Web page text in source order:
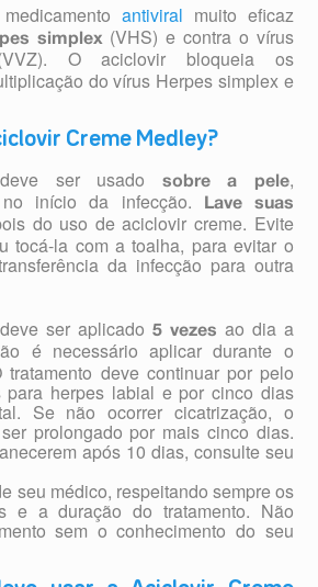
antiviral muito eficaz
simplex(VHS) e contra o vírus
O aciclovir bloqueia os
do vírus Herpes simplex e
Creme Medley?
ser usado sobre a pele,
no início da infecção.
Lave suas
do uso de aciclovir creme. Evite
tocá-la com a toalha, para evitar o
da infecção para outra
ser aplicado 5 vezes ao dia a
é necessário aplicar durante o
tratamento deve continuar por pelo
para herpes labial e por cinco dias
Se não ocorrer cicatrização, o
prolongado por mais cinco dias.
após 10 dias, consulte seu
seu médico, respeitando sempre os
e a duração do tratamento. Não
sem o conhecimento do seu